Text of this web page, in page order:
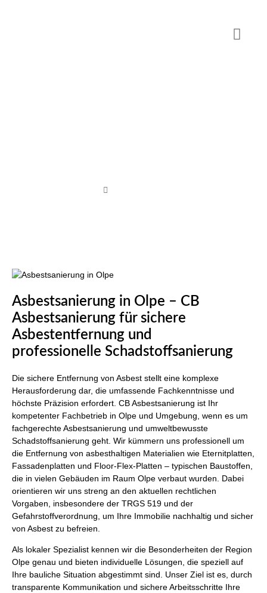
Asbestsanierung in Olpe – CB
Asbestsanierung für sichere
Asbestentfernung und
professionelle Schadstoffsanierung
Die sichere Entfernung von Asbest stellt eine komplexe
Herausforderung dar, die umfassende Fachkenntnisse und
höchste Präzision erfordert. CB Asbestsanierung ist Ihr
kompetenter Fachbetrieb in Olpe und Umgebung, wenn es um
fachgerechte Asbestsanierung und umweltbewusste
Schadstoffsanierung geht. Wir kümmern uns professionell um
die Entfernung von asbesthaltigen Materialien wie Eternitplatten,
Fassadenplatten und Floor-Flex-Platten – typischen Baustoffen,
die in vielen Gebäuden im Raum Olpe verbaut wurden. Dabei
orientieren wir uns streng an den aktuellen rechtlichen
Vorgaben, insbesondere der TRGS 519 und der
Gefahrstoffverordnung, um Ihre Immobilie nachhaltig und sicher
von Asbest zu befreien.
Als lokaler Spezialist kennen wir die Besonderheiten der Region
Olpe genau und bieten individuelle Lösungen, die speziell auf
Ihre bauliche Situation abgestimmt sind. Unser Ziel ist es, durch
transparente Kommunikation und sichere Arbeitsschritte Ihre